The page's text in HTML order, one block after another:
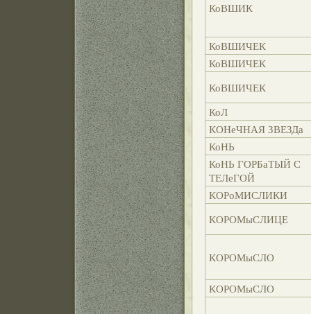
КоВШИК
КоВШИЧЕК
КоВШИЧЕК
КоВШИЧЕК
КоЛ
КОНеЧНАЯ ЗВЕЗДа
КоНЬ
КоНЬ ГОРБаТЫЙ С
ТЕЛеГОЙ
КОРоМИСЛИКИ
КОРОМыСЛИЦЕ
КОРОМыСЛО
КОРОМыСЛО